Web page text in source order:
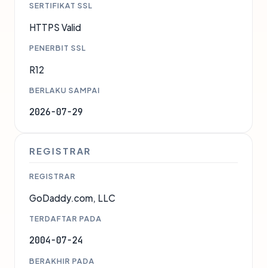
SERTIFIKAT SSL
HTTPS Valid
PENERBIT SSL
R12
BERLAKU SAMPAI
2026-07-29
REGISTRAR
REGISTRAR
GoDaddy.com, LLC
TERDAFTAR PADA
2004-07-24
BERAKHIR PADA